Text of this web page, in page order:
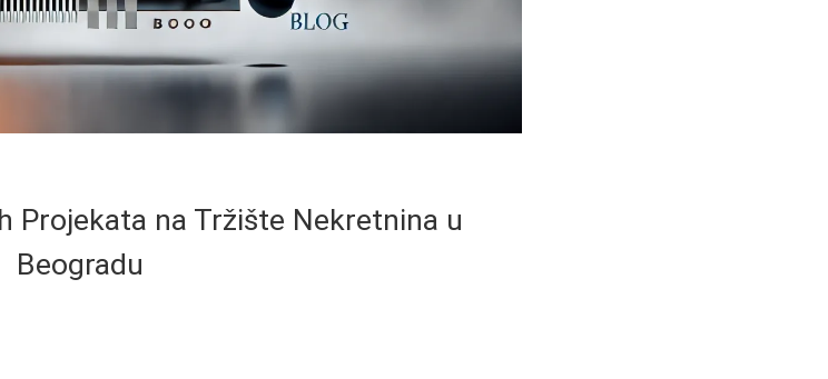
Projekata na Tržište Nekretnina u
Beogradu